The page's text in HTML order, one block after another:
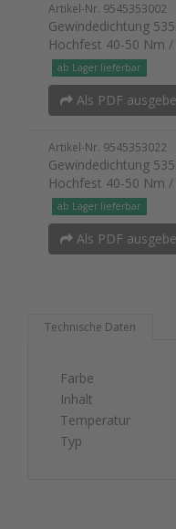
Artikel-Nr. 9545353002
Gewindedichtung
Hochfest 40-50 Nm /
ab Lager lieferbar
Als PDF
Artikel-Nr. 9545353022
Gewindedichtung
Hochfest 40-50 Nm /
ab Lager lieferbar
Als PDF
Technische Daten
Farbe
Inhalt
Temperatur
Typ